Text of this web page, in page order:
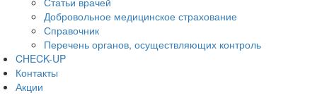
Добровольное медицинское страхование
Справочник
Перечень органов, осуществляющих контроль
CHECK-UP
Контакты
Акции